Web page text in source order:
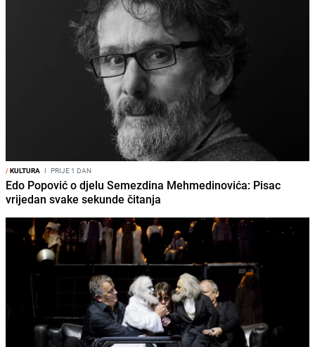
/KULTURA I PRIJE 1 DAN
Edo Popović o djelu Semezdina Mehmedinovića: Pisac
vrijedan svake sekunde čitanja